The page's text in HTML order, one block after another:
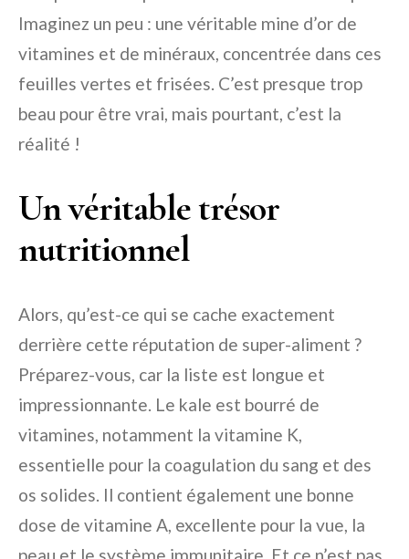
Imaginez un peu : une véritable mine d’or de
vitamines et de minéraux, concentrée dans ces
feuilles vertes et frisées. C’est presque trop
beau pour être vrai, mais pourtant, c’est la
réalité !
Un véritable trésor
nutritionnel
Alors, qu’est-ce qui se cache exactement
derrière cette réputation de super-aliment ?
Préparez-vous, car la liste est longue et
impressionnante. Le kale est bourré de
vitamines, notamment la vitamine K,
essentielle pour la coagulation du sang et des
os solides. Il contient également une bonne
dose de vitamine A, excellente pour la vue, la